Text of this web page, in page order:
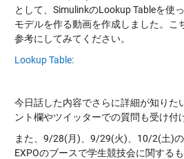
として、SimulinkのLookup Tableを使
モデルを作る動画を作成しました。こ
参考にしてみてください。
Lookup Table:
今日話した内容でさらに詳細が知りた
ント欄やツイッターでの質問も受け付
また、9/28(月)、9/29(火)、10/2(土)の
EXPOのブースで学生競技会に関する